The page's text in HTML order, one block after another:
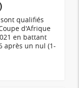
qualifiés
d'Afrique
en battant
après un nul (1-